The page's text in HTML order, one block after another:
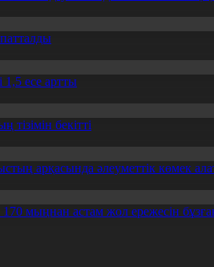
1,5 есе артты
бекітті
арқасында әлеуметтік көмек
мыңнан астам жол ережесін